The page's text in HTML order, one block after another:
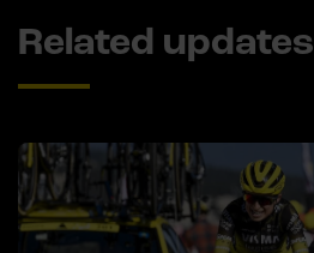
Related updates